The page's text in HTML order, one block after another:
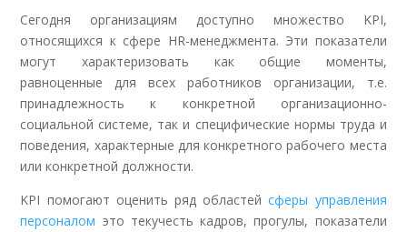
Сегодня организациям доступно множество KPI,
относящихся к сфере HR-менеджмента. Эти показатели
могут характеризовать как общие моменты,
равноценные для всех работников организации, т.е.
принадлежность к конкретной организационно-
социальной системе, так и специфические нормы труда и
поведения, характерные для конкретного рабочего места
или конкретной должности.
KPI помогают оценить ряд областейсферы управления
персоналом это текучесть кадров, прогулы, показатели